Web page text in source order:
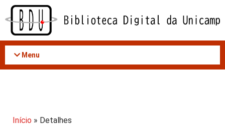
Acessar
conteúdo
Menu
Início » Detalhes